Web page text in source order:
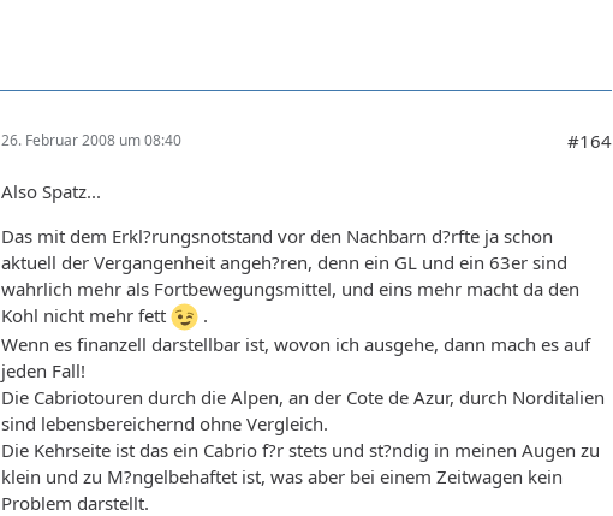
26. Februar 2008 um 08:40 #164
Also Spatz...
Das mit dem Erkl?rungsnotstand vor den Nachbarn d?rfte ja schon
aktuell der Vergangenheit angeh?ren, denn ein GL und ein 63er sind
wahrlich mehr als Fortbewegungsmittel, und eins mehr macht da den
Kohl nicht mehr fett
.
Wenn es finanzell darstellbar ist, wovon ich ausgehe, dann mach es auf
jeden Fall!
Die Cabriotouren durch die Alpen, an der Cote de Azur, durch Norditalien
sind lebensbereichernd ohne Vergleich.
Die Kehrseite ist das ein Cabrio f?r stets und st?ndig in meinen Augen zu
klein und zu M?ngelbehaftet ist, was aber bei einem Zeitwagen kein
Problem darstellt.